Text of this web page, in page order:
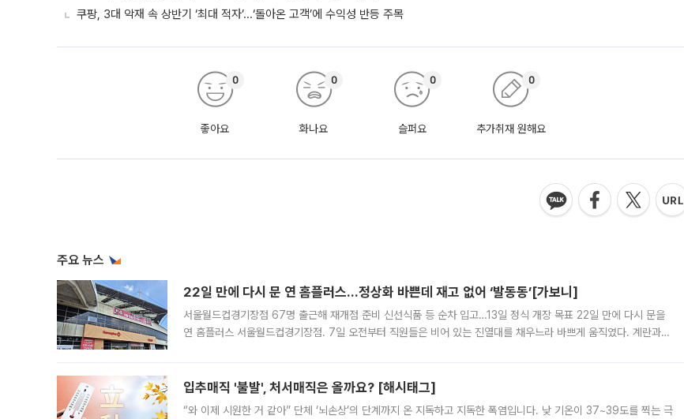
쿠팡, 3대 악재 속 상반기 ‘최대 적자’...‘돌아온 고객’에 수익성 반등 주목
좋아요
0
화나요
0
슬퍼요
0
추가취재 원해요
0
주요 뉴스
22일 만에 다시 문 연 홈플러스…정상화 바쁜데 재고 없어 ‘발동동’[가보니]
서울월드컵경기장점 67명 출근해 재개점 준비 신선식품 등 순차 입고…13일 정식 개장 목표 22일 만에 다시 문을
연 홈플러스 서울월드컵경기장점. 7일 오전부터 직원들은 비어 있는 진열대를 채우느라 바쁘게 움직였다. 계란과
입추매직 '불발', 처서매직은 올까요? [해시태그]
“와 이제 시원한 거 같아” 단체 ‘뇌손상’의 단계까지 온 지독하고 지독한 폭염입니다. 낮 기온이 37~39도를 찍는 극